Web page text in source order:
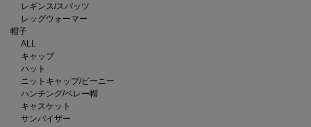
レギンス/スパッツ
レッグウォーマー
帽子
ALL
キャップ
ハット
ニットキャップ/ビーニー
ハンチング/ベレー帽
キャスケット
サンバイザー